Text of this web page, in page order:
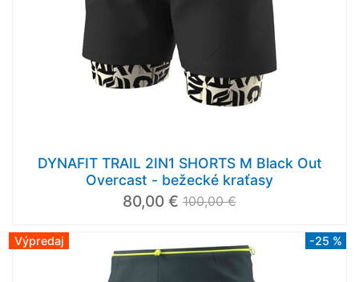
DYNAFIT TRAIL 2IN1 SHORTS M Black Out
Overcast - bežecké kraťasy
80,00 € 100,00 €
Výpredaj -25 %